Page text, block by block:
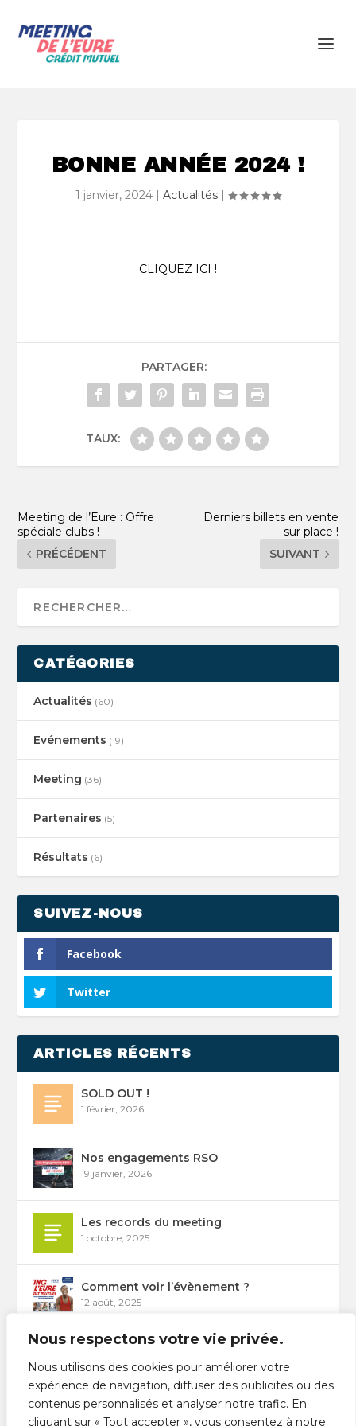
Nous respectons votre vie privée.
Nous utilisons des cookies pour améliorer votre
expérience de navigation, diffuser des publicités ou des
contenus personnalisés et analyser notre trafic. En
cliquant sur « Tout accepter », vous consentez à notre
BONNE ANNÉE 2024 !
1 janvier, 2024 | Actualités |
CLIQUEZ ICI !
PARTAGER:
TAUX:
Meeting de l’Eure : Offre
spéciale clubs !
PRÉCÉDENT
Derniers billets en vente
sur place !
SUIVANT
CATÉGORIES
Actualités (60)
Evénements (19)
Meeting (36)
Partenaires (5)
Résultats (6)
SUIVEZ-NOUS
Facebook
Twitter
ARTICLES RÉCENTS
SOLD OUT !
1 février, 2026
Nos engagements RSO
19 janvier, 2026
Les records du meeting
1 octobre, 2025
Comment voir l’évènement ?
12 août, 2025
Les épreuves du Meeting 2026
31 juillet, 2025
Liste des engagés / Start list